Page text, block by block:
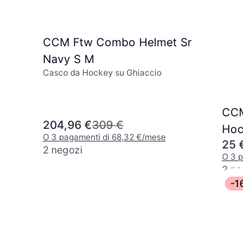
CCM Ftw Combo Helmet Sr
Navy S M
Casco da Hockey su Ghiaccio
204,96 €309 €
O 3 pagamenti di 68,32 €/mese
2 negozi
25
O 3
2
-